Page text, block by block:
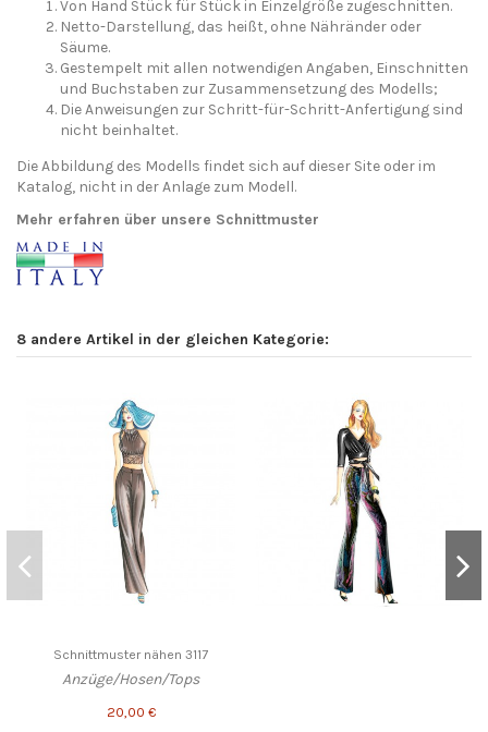
Von Hand Stück für Stück in Einzelgröße zugeschnitten.
Netto-Darstellung, das heißt, ohne Nähränder oder
Säume.
Gestempelt mit allen notwendigen Angaben, Einschnitten
und Buchstaben zur Zusammensetzung des Modells;
Die Anweisungen zur Schritt-für-Schritt-Anfertigung sind
nicht beinhaltet.
Die Abbildung des Modells findet sich auf dieser Site oder im
Katalog, nicht in der Anlage zum Modell.
Mehr erfahren über unsere Schnittmuster
8 andere Artikel in der gleichen Kategorie:
Schnittmuster nähen 3117
Anzüge/Hosen/Tops
20,00 €